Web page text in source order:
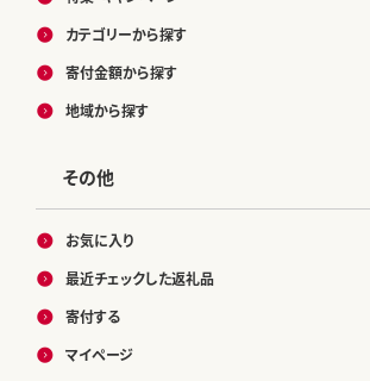
カテゴリーから探す
寄付金額から探す
地域から探す
その他
お気に入り
最近チェックした返礼品
寄付する
マイページ